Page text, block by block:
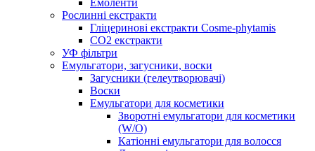
Емоленти
Рослинні екстракти
Гліцеринові екстракти Cosme-phytamis
СО2 екстракти
УФ фільтри
Емульгатори, загусники, воски
Загусники (гелеутворювачі)
Воски
Емульгатори для косметики
Зворотні емульгатори для косметики
(W/O)
Катіонні емульгатори для волосся